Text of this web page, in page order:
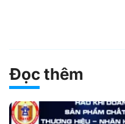
Đọc thêm